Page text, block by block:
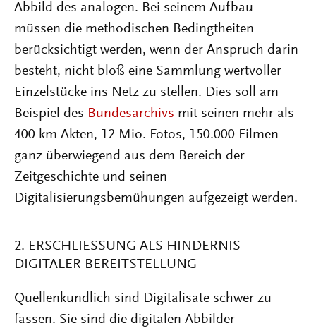
Abbild des analogen. Bei seinem Aufbau
müssen die methodischen Bedingtheiten
berücksichtigt werden, wenn der Anspruch darin
besteht, nicht bloß eine Sammlung wertvoller
Einzelstücke ins Netz zu stellen. Dies soll am
Beispiel des Bundesarchivs mit seinen mehr als
400 km Akten, 12 Mio. Fotos, 150.000 Filmen
ganz überwiegend aus dem Bereich der
Zeitgeschichte und seinen
Digitalisierungsbemühungen aufgezeigt werden.
2. ERSCHLIESSUNG ALS HINDERNIS D
IGITALER BEREITSTELLUNG
Quellenkundlich sind Digitalisate schwer zu
fassen. Sie sind die digitalen Abbilder